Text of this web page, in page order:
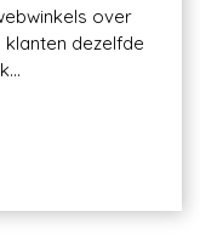
over
dezelfde